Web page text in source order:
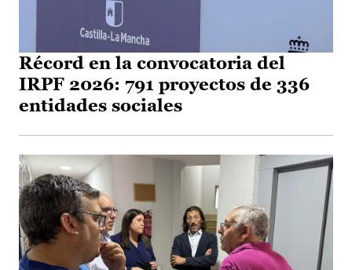
Récord en la convocatoria del
IRPF 2026: 791 proyectos de 336
entidades sociales